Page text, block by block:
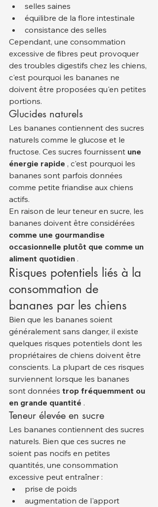
selles saines
équilibre de la flore intestinale
consistance des selles
Cependant, une consommation
excessive de fibres peut provoquer
des troubles digestifs chez les chiens,
c'est pourquoi les bananes ne
doivent être proposées qu'en petites
portions.
Glucides naturels
Les bananes contiennent des sucres
naturels comme le glucose et le
fructose. Ces sucres fournissent une
énergie rapide , c'est pourquoi les
bananes sont parfois données
comme petite friandise aux chiens
actifs.
En raison de leur teneur en sucre, les
bananes doivent être considérées
comme une gourmandise
occasionnelle plutôt que comme un
aliment quotidien .
Risques potentiels liés à la
consommation de
bananes par les chiens
Bien que les bananes soient
généralement sans danger, il existe
quelques risques potentiels dont les
propriétaires de chiens doivent être
conscients. La plupart de ces risques
surviennent lorsque les bananes
sont données trop fréquemment ou
en grande quantité .
Teneur élevée en sucre
Les bananes contiennent des sucres
naturels. Bien que ces sucres ne
soient pas nocifs en petites
quantités, une consommation
excessive peut entraîner :
prise de poids
augmentation de l'apport